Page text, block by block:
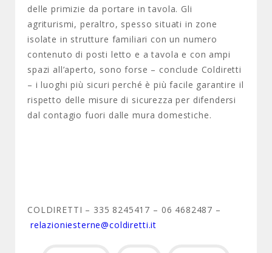
delle primizie da portare in tavola. Gli
agriturismi, peraltro, spesso situati in zone
isolate in strutture familiari con un numero
contenuto di posti letto e a tavola e con ampi
spazi all’aperto, sono forse – conclude Coldiretti
– i luoghi più sicuri perché è più facile garantire il
rispetto delle misure di sicurezza per difendersi
dal contagio fuori dalle mura domestiche.
COLDIRETTI – 335 8245417 – 06 4682487 –
relazioniesterne@coldiretti.it